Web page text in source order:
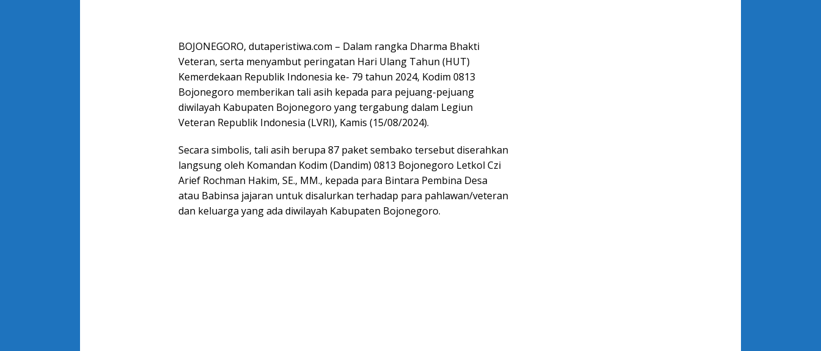
BOJONEGORO, dutaperistiwa.com – Dalam rangka Dharma Bhakti
Veteran, serta menyambut peringatan Hari Ulang Tahun (HUT)
Kemerdekaan Republik Indonesia ke- 79 tahun 2024, Kodim 0813
Bojonegoro memberikan tali asih kepada para pejuang-pejuang
diwilayah Kabupaten Bojonegoro yang tergabung dalam Legiun
Veteran Republik Indonesia (LVRI), Kamis (15/08/2024).
Secara simbolis, tali asih berupa 87 paket sembako tersebut diserahkan
langsung oleh Komandan Kodim (Dandim) 0813 Bojonegoro Letkol Czi
Arief Rochman Hakim, SE., MM., kepada para Bintara Pembina Desa
atau Babinsa jajaran untuk disalurkan terhadap para pahlawan/veteran
dan keluarga yang ada diwilayah Kabupaten Bojonegoro.